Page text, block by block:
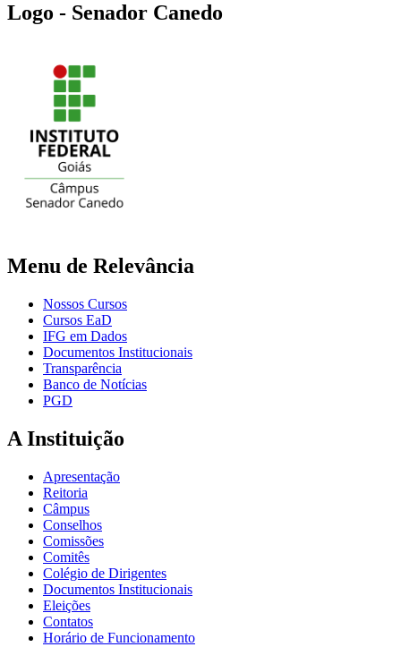
Logo - Senador Canedo
Menu de Relevância
Nossos Cursos
Cursos EaD
IFG em Dados
Documentos Institucionais
Transparência
Banco de Notícias
PGD
A Instituição
Apresentação
Reitoria
Câmpus
Conselhos
Comissões
Comitês
Colégio de Dirigentes
Documentos Institucionais
Eleições
Contatos
Horário de Funcionamento